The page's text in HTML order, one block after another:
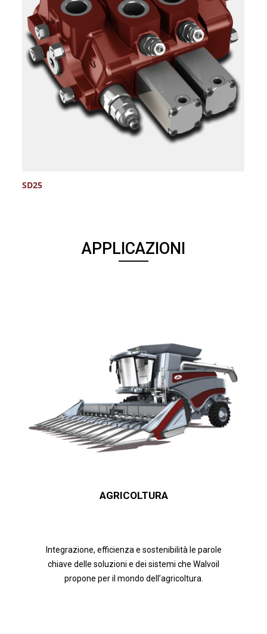
SD25
APPLICAZIONI
AGRICOLTURA
Integrazione, efficienza e sostenibilità le parole
chiave delle soluzioni e dei sistemi che Walvoil
propone per il mondo dell’agricoltura.